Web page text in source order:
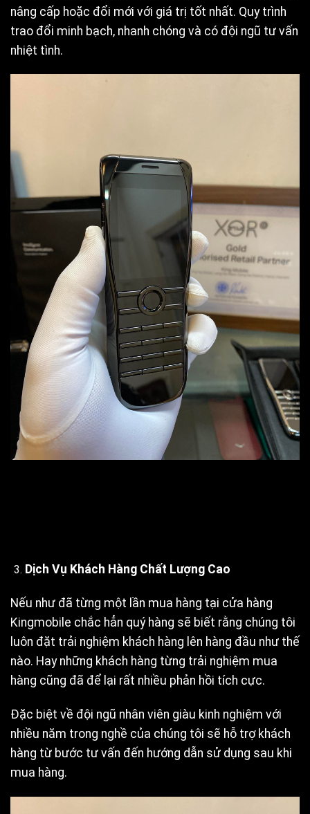
nâng cấp hoặc đổi mới với giá trị tốt nhất. Quy trình
trao đổi minh bạch, nhanh chóng và có đội ngũ tư vấn
nhiệt tình.
Dịch Vụ Khách Hàng Chất Lượng Cao
Nếu như đã từng một lần mua hàng tại cửa hàng
Kingmobile chắc hẳn quý hàng sẽ biết rằng chúng tôi
luôn đặt trải nghiệm khách hàng lên hàng đầu như thế
nào. Hay những khách hàng từng trải nghiệm mua
hàng cũng đã để lại rất nhiều phản hồi tích cực.
Đặc biệt về đội ngũ nhân viên giàu kinh nghiệm với
nhiều năm trong nghề của chúng tôi sẽ hỗ trợ khách
hàng từ bước tư vấn đến hướng dẫn sử dụng sau khi
mua hàng.